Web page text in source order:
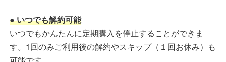
● いつでも解約可能
いつでもかんたんに定期購入を停止することができま
す。1回のみご利用後の解約やスキップ（１回お休み）も